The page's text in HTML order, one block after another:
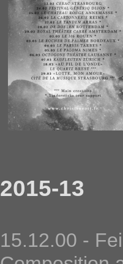
2015-13
15.12.00 -
06.03.16 -
- w/
05.03.16 -
Tindersticks
04.03.16 -
Tindersticks
02.03.16 -
29.02.16 -